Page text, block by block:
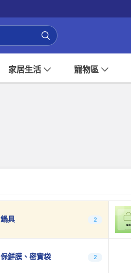
家居生活 寵物區
鍋具 2
保鮮膜、密實袋 2